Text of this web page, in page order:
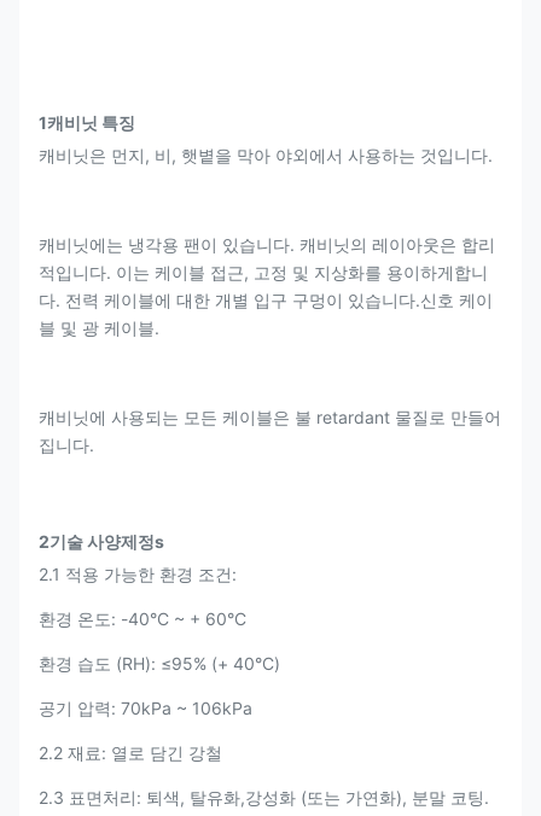
1캐비닛 특징
캐비닛은 먼지, 비, 햇볕을 막아 야외에서 사용하는 것입니다.
캐비닛에는 냉각용 팬이 있습니다. 캐비닛의 레이아웃은 합리
적입니다. 이는 케이블 접근, 고정 및 지상화를 용이하게합니
다. 전력 케이블에 대한 개별 입구 구멍이 있습니다.신호 케이
블 및 광 케이블.
캐비닛에 사용되는 모든 케이블은 불 retardant 물질로 만들어
집니다.
2기술 사양제정s
2.1 적용 가능한 환경 조건:
환경 온도: -40°C ~ + 60°C
환경 습도 (RH): ≤95% (+ 40°C)
공기 압력: 70kPa ~ 106kPa
2.2 재료: 열로 담긴 강철
2.3 표면처리: 퇴색, 탈유화,강성화 (또는 가연화), 분말 코팅.